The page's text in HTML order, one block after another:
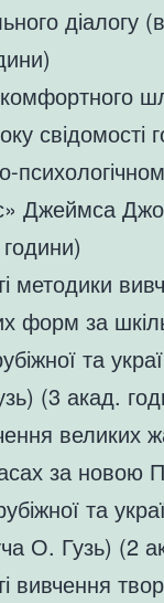
діалогу
свідомості
Джеймса
методики
форм за
та
(3 акад.
великих
за новою
та
О. Гузь) (2
вивчення